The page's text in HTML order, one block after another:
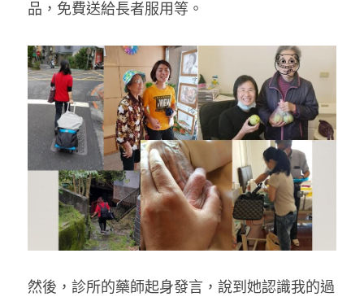
品，免費送給長者服用等。​
然後，診所的藥師起身發言，說到她認識我的過